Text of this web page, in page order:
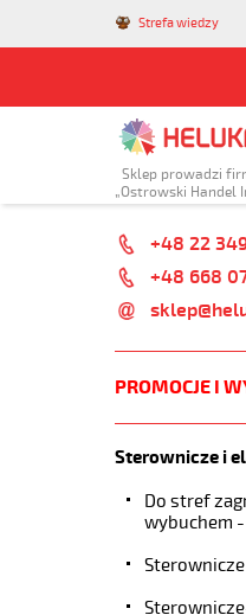
Strefa wiedzy
Sklep prowadzi
„Ostrowski Handel
+48 22
+48 668
PROMOCJE I
Sterownicze i
Do stref
wybuchem -
Sterownicze